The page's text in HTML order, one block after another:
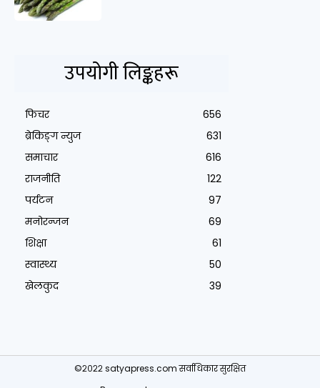
उपयोगी लिङ्कहरू
फिचर
656
ब्रेकिङ्ग न्युज
631
समाचार
616
राजनीति
122
पर्यटन
97
मनोरन्जन
69
शिक्षा
61
स्वास्थ्य
50
खेलकुद
39
©२०२२ satyapress.com सर्वाधिकार सुरक्षित